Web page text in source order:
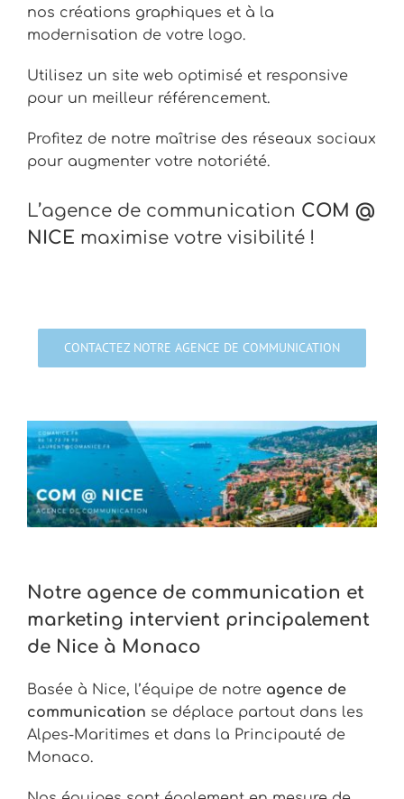
nos créations graphiques et à la
modernisation de votre logo.
Utilisez un site web optimisé et responsive
pour un meilleur référencement.
Profitez de notre maîtrise des réseaux sociaux
pour augmenter votre notoriété.
L’agence de communication COM @
NICE maximise votre visibilité !
CONTACTEZ NOTRE AGENCE DE COMMUNICATION
Notre agence de communication et
marketing intervient principalement
de Nice à Monaco
Basée à Nice, l’équipe de notre agence de
communication se déplace partout dans les
Alpes-Maritimes et dans la Principauté de
Monaco.